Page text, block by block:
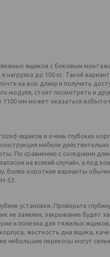
ящиков с боковым
нагрузка до 100 кг. Такой
на всю длину и получить
модуля, стоит посмотреть и
1100 мм может оказаться
ящиков и очень глубоких
мебели действительно
По сравнению с соседними
на всякий случай», а под
более короткие варианты
53.
установки. Проверьте
не заявлен, закрывание будет
и полезна для тяжелых
жесткость дна ящика,
небольшие перекосы могут